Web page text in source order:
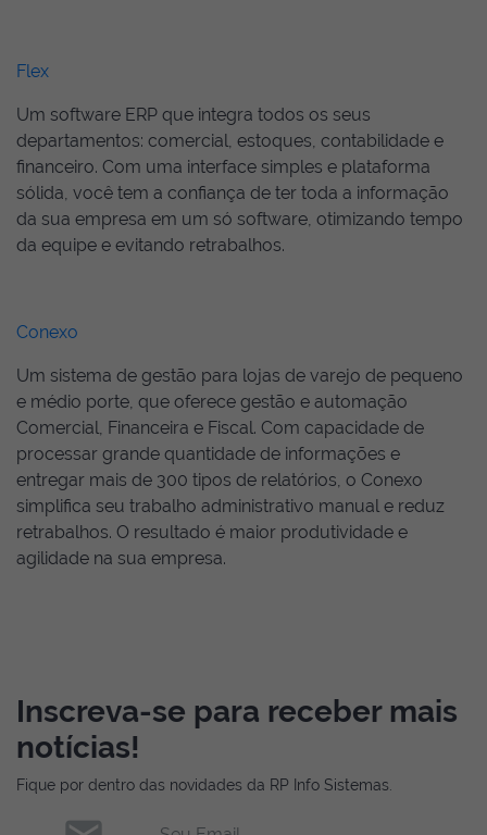
Flex
Um software ERP que integra todos os seus
departamentos: comercial, estoques, contabilidade e
financeiro. Com uma interface simples e plataforma
sólida, você tem a confiança de ter toda a informação
da sua empresa em um só software, otimizando tempo
da equipe e evitando retrabalhos.
Conexo
Um sistema de gestão para lojas de varejo de pequeno
e médio porte, que oferece gestão e automação
Comercial, Financeira e Fiscal. Com capacidade de
processar grande quantidade de informações e
entregar mais de 300 tipos de relatórios, o Conexo
simplifica seu trabalho administrativo manual e reduz
retrabalhos. O resultado é maior produtividade e
agilidade na sua empresa.
Inscreva-se para receber mais
notícias!
Fique por dentro das novidades da RP Info Sistemas.